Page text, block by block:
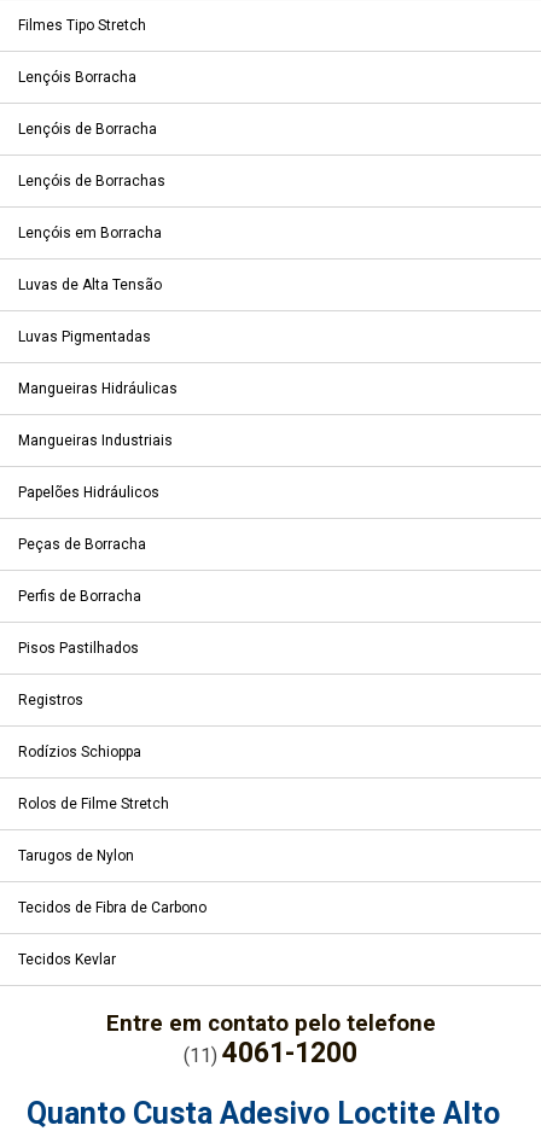
Filmes Tipo Stretch
Lençóis Borracha
Lençóis de Borracha
Lençóis de Borrachas
Lençóis em Borracha
Luvas de Alta Tensão
Luvas Pigmentadas
Mangueiras Hidráulicas
Mangueiras Industriais
Papelões Hidráulicos
Peças de Borracha
Perfis de Borracha
Pisos Pastilhados
Registros
Rodízios Schioppa
Rolos de Filme Stretch
Tarugos de Nylon
Tecidos de Fibra de Carbono
Tecidos Kevlar
Entre em contato pelo telefone
(11) 4061-1200
Quanto Custa Adesivo Loctite Alto